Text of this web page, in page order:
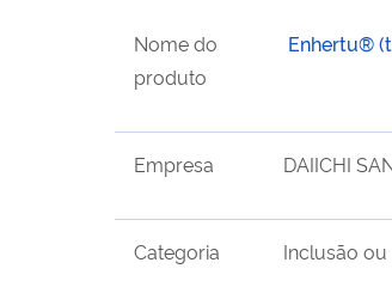
Nome do
produto
Enhertu®
Empresa DAIICHI
Categoria Inclusão